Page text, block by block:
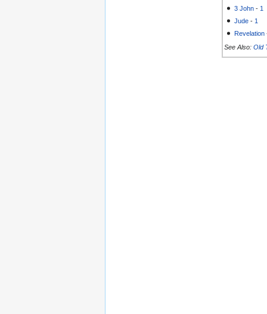
3 John - 1
Jude - 1
Revelation
See Also: Old